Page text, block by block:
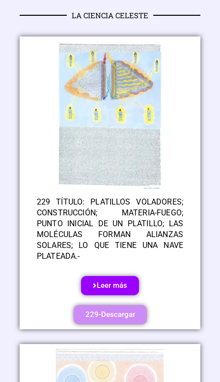
LA CIENCIA CELESTE
229 TÍTULO: PLATILLOS VOLADORES;
CONSTRUCCIÓN; MATERIA-FUEGO;
PUNTO INICIAL DE UN PLATILLO; LAS
MOLÉCULAS FORMAN ALIANZAS
SOLARES; LO QUE TIENE UNA NAVE
PLATEADA.-
Leer más
229-Descargar